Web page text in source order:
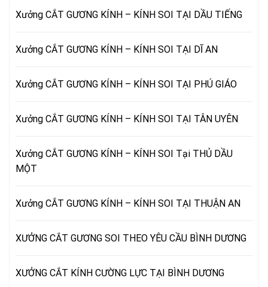
Xưởng CẮT GƯƠNG KÍNH – KÍNH SOI TẠI DẦU TIẾNG
Xưởng CẮT GƯƠNG KÍNH – KÍNH SOI TẠI DĨ AN
Xưởng CẮT GƯƠNG KÍNH – KÍNH SOI TẠI PHÚ GIÁO
Xưởng CẮT GƯƠNG KÍNH – KÍNH SOI TẠI TÂN UYÊN
Xưởng CẮT GƯƠNG KÍNH – KÍNH SOI Tại THỦ DẦU
MỘT
Xưởng CẮT GƯƠNG KÍNH – KÍNH SOI TẠI THUẬN AN
XƯỞNG CẮT GƯƠNG SOI THEO YÊU CẦU BÌNH DƯƠNG
XƯỞNG CẮT KÍNH CƯỜNG LỰC TẠI BÌNH DƯƠNG